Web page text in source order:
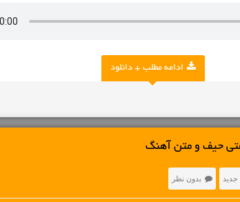
ادامه مطلب + دانلود
حیف و متن آهنگ
جدید بدون نظر